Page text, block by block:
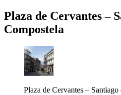
Plaza de Cervantes –
Compostela
Plaza de Cervantes – Santiago